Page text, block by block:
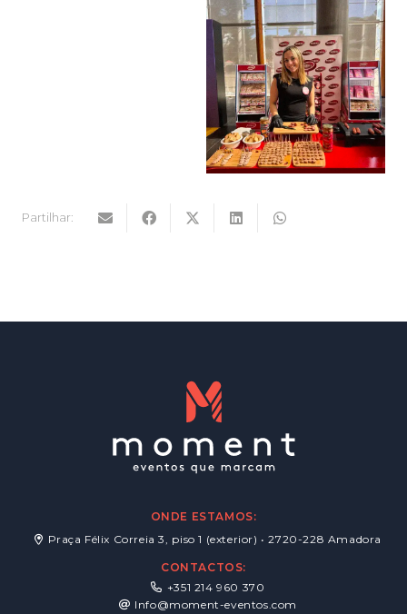
Partilhar:
ONDE ESTAMOS:
Praça Félix Correia 3, piso 1 (exterior) • 2720-228 Amadora
CONTACTOS:
+351 214 960 370
Info@moment-eventos.com